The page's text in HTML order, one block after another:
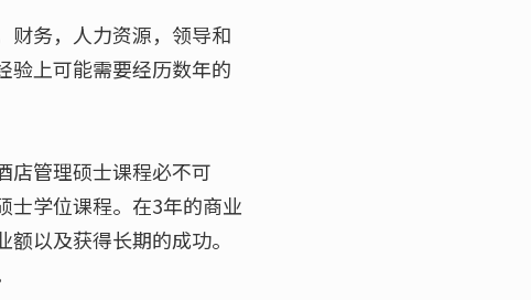
财务，人力资源，领导和
验上可能需要经历数年的
店管理硕士课程必不可
士学位课程。在3年的商业
以及获得长期的成功。